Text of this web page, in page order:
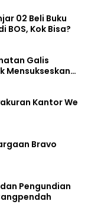
02 Beli Buku
BOS, Kok Bisa?
Galis
Mensukseskan
Kantor We
Bravo
Pengundian